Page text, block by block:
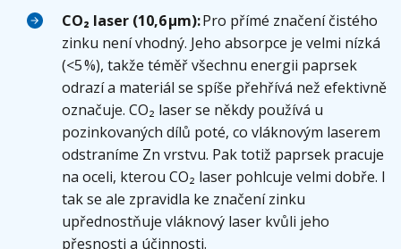
CO₂ laser (10,6 µm):Pro přímé značení čistého
zinku není vhodný. Jeho absorpce je velmi nízká
(<5 %), takže téměř všechnu energii paprsek
odrazí a materiál se spíše přehřívá než efektivně
označuje. CO₂ laser se někdy používá u
pozinkovaných dílů poté, co vláknovým laserem
odstraníme Zn vrstvu. Pak totiž paprsek pracuje
na oceli, kterou CO₂ laser pohlcuje velmi dobře. I
tak se ale zpravidla ke značení zinku
upřednostňuje vláknový laser kvůli jeho
přesnosti a účinnosti.